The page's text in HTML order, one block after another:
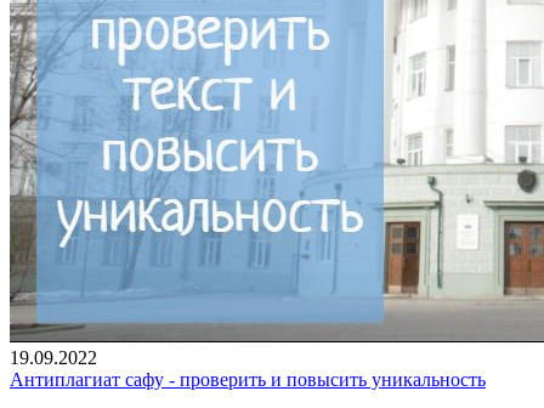
19.09.2022
Антиплагиат сафу - проверить и повысить уникальность